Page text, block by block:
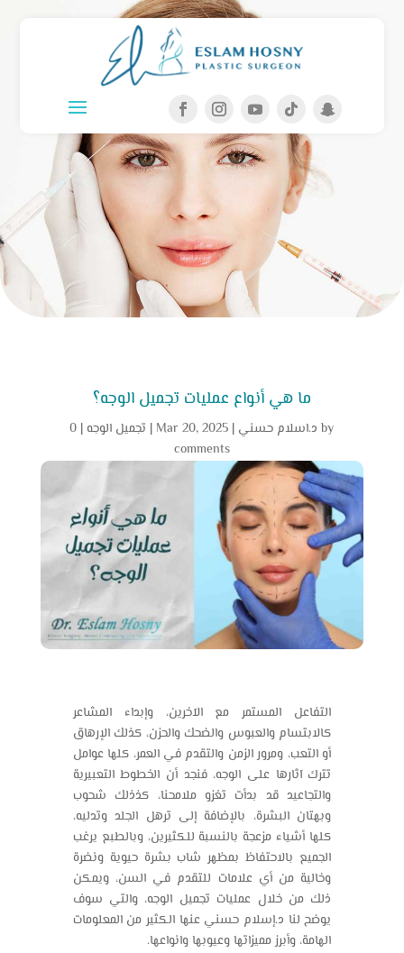
ما هي أنواع عمليات تجميل الوجه؟
by د.اسلام حسني |
Mar 20, 2025
| تجميل الوجه |
0
comments
التفاعل المستمر مع الآخرين، وإبداء المشاعر
كالابتسام والعبوس والضحك والحزن، كذلك الإرهاق
أو التعب، ومرور الزمن والتقدم في العمر، كلها عوامل
تترك آثارها على الوجه، فنجد أن الخطوط التعبيرية
والتجاعيد قد بدأت تغزو ملامحنا، كذذلك شحوب
وبهتان البشرة، بالإضافة إلى ترهل الجلد وتدليه،
كلها أشياء مزعجة بالنسبة للكثيرين، وبالطبع يرغب
الجميع بالاحتفاظ بمظهر شاب بشرة حيوية ونضرة
وخالية من أي علامات للتقدم في السن، ويمكن
ذلك من خلال عمليات تجميل الوجه، والتي سوف
يوضح لنا د.إسلام حسني عنها الكثير من المعلومات
الهامة، وأبرز مميزاتها وعيوبها وانواعها.